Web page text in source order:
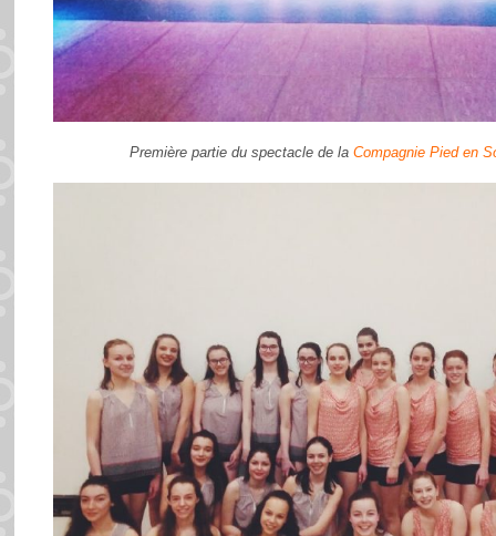
Première partie du spectacle de la Compagnie Pied en